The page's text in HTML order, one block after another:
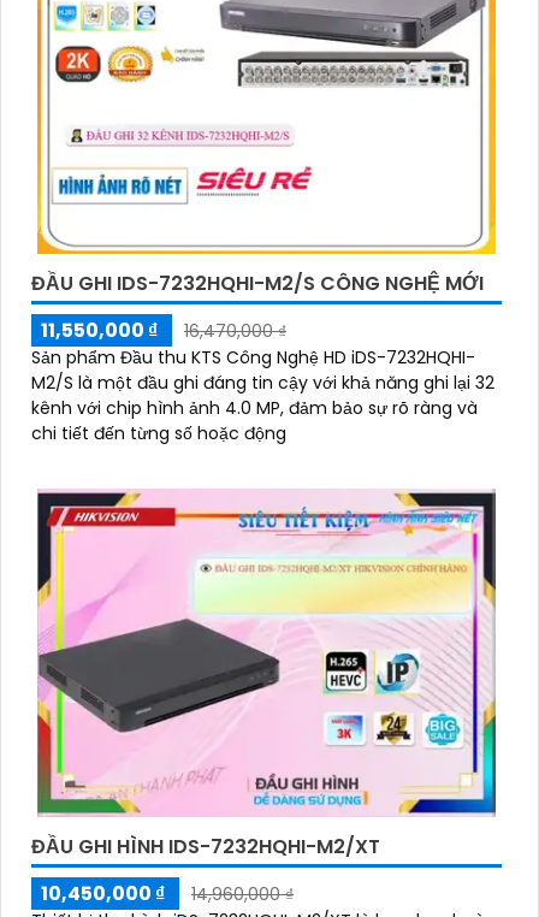
ĐẦU GHI IDS-7232HQHI-M2/S CÔNG NGHỆ MỚI
11,550,000 ₫
16,470,000 ₫
Sản phẩm Đầu thu KTS Công Nghệ HD iDS-7232HQHI-
M2/S là một đầu ghi đáng tin cậy với khả năng ghi lại 32
kênh với chip hình ảnh 4.0 MP, đảm bảo sự rõ ràng và
chi tiết đến từng số hoặc động
ĐẦU GHI HÌNH IDS-7232HQHI-M2/XT
10,450,000 ₫
14,960,000 ₫